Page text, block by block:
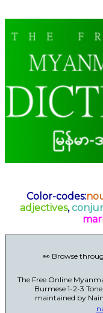
Color-codes:
adjectives,
👀 Browse
The Free Online
Burmese 1-2-3
maintained by